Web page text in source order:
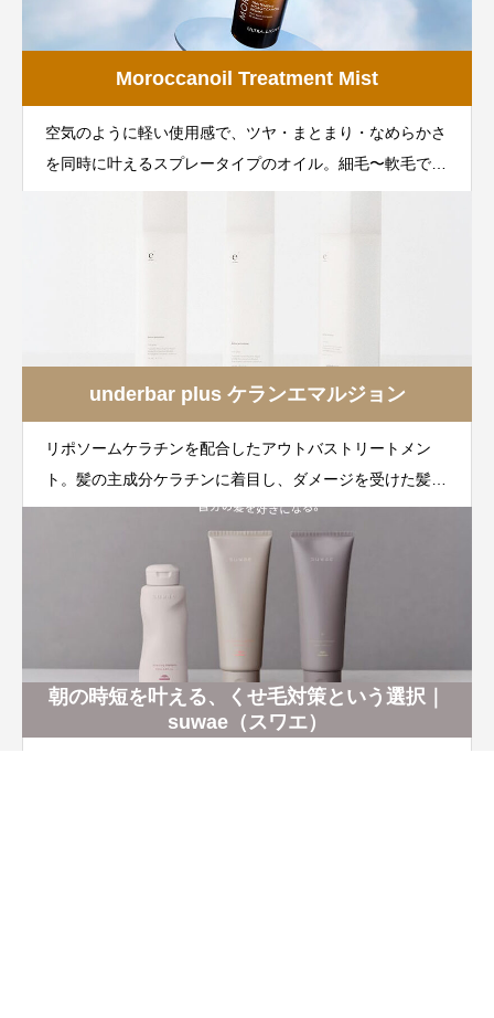
Moroccanoil Treatment Mist
空気のように軽い使用感で、ツヤ・まとまり・なめらかさ
を同時に叶えるスプレータイプのオイル。細毛〜軟毛でも
重くならず、スタイリング前後のケアに最適。
underbar plus ケランエマルジョン
リポソームケラチンを配合したアウトバストリートメン
ト。髪の主成分ケラチンに着目し、ダメージを受けた髪を
内側から整えるヘアミルク。
朝の時短を叶える、くせ毛対策という選択｜
suwae（スワエ）